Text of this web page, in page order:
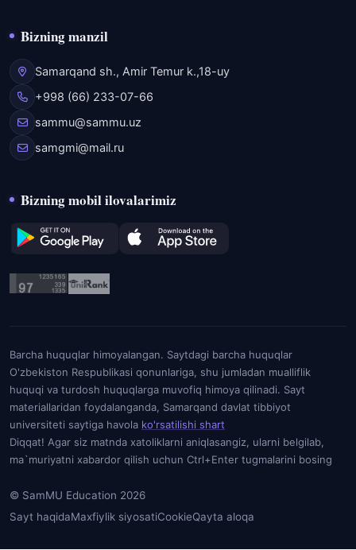
Bizning manzil
Samarqand sh., Amir Temur k.,18-uy
+998 (66) 233-07-66
sammu@sammu.uz
samgmi@mail.ru
Bizning mobil ilovalarimiz
Barcha huquqlar himoyalangan. Saytdagi barcha huquqlar
O'zbekiston Respublikasi qonunlariga, shu jumladan mualliflik
huquqi va turdosh huquqlarga muvofiq himoya qilinadi. Sayt
materiallaridan foydalanganda, Samarqand davlat tibbiyot
universiteti saytiga havola ko'rsatilishi shart
Diqqat! Agar siz matnda xatoliklarni aniqlasangiz, ularni belgilab,
ma`muriyatni xabardor qilish uchun Ctrl+Enter tugmalarini bosing
© SamMU Education 2026
Sayt haqidaMaxfiylik siyosatiCookieQayta aloqa